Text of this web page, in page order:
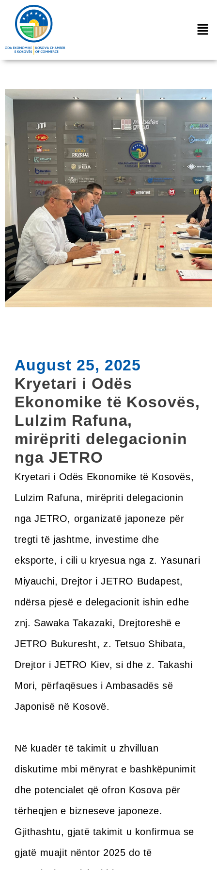
August 25, 2025
Kryetari i Odës
Ekonomike të Kosovës,
Lulzim Rafuna,
mirëpriti delegacionin
nga JETRO
Kryetari i Odës Ekonomike të Kosovës,
Lulzim Rafuna, mirëpriti delegacionin
nga JETRO, organizatë japoneze për
tregti të jashtme, investime dhe
eksporte, i cili u kryesua nga z. Yasunari
Miyauchi, Drejtor i JETRO Budapest,
ndërsa pjesë e delegacionit ishin edhe
znj. Sawaka Takazaki, Drejtoreshë e
JETRO Bukuresht, z. Tetsuo Shibata,
Drejtor i JETRO Kiev, si dhe z. Takashi
Mori, përfaqësues i Ambasadës së
Japonisë në Kosovë.
Në kuadër të takimit u zhvilluan
diskutime mbi mënyrat e bashkëpunimit
dhe potencialet që ofron Kosova për
tërheqjen e bizneseve japoneze.
Gjithashtu, gjatë takimit u konfirmua se
gjatë muajit nëntor 2025 do të